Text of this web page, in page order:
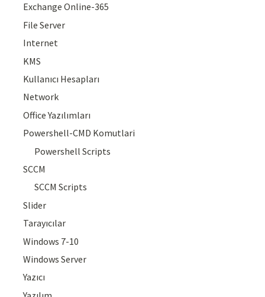
Exchange Online-365
File Server
Internet
KMS
Kullanıcı Hesapları
Network
Office Yazılımları
Powershell-CMD Komutlari
Powershell Scripts
SCCM
SCCM Scripts
Slider
Tarayıcılar
Windows 7-10
Windows Server
Yazıcı